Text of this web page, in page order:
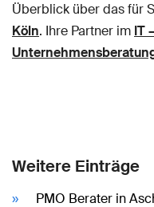
Überblick über das für
Köln. Ihre Partner im IT
Weitere Einträge
PMO Berater in